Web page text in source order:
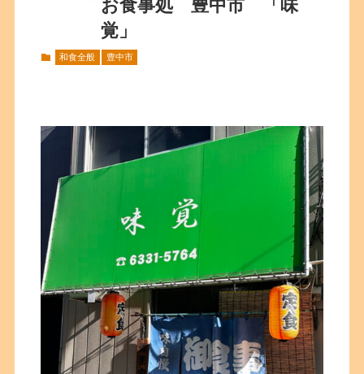
お食事処 豊中市 「味
覚」
和食全般 豊中市